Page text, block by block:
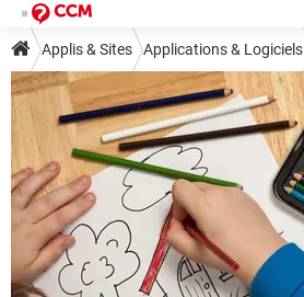
Applis & Sites Applications & Logiciels